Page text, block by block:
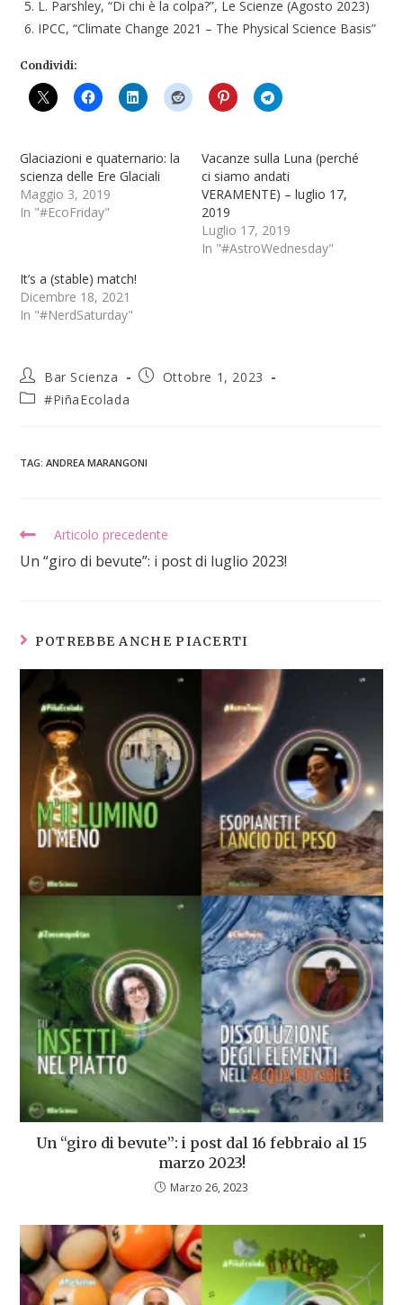
L. Parshley, “Di chi è la colpa?”, Le Scienze (Agosto 2023)
IPCC, “Climate Change 2021 – The Physical Science Basis”
Condividi:
Glaciazioni e quaternario: la
scienza delle Ere Glaciali
Maggio 3, 2019
In "#EcoFriday"
Vacanze sulla Luna (perché
ci siamo andati
VERAMENTE) – luglio 17,
2019
Luglio 17, 2019
In "#AstroWednesday"
It’s a (stable) match!
Dicembre 18, 2021
In "#NerdSaturday"
Bar Scienza
Ottobre 1, 2023
#PiñaEcolada
TAG:ANDREA MARANGONI
Articolo precedente
Un “giro di bevute”: i post di luglio 2023!
POTREBBE ANCHE PIACERTI
Un “giro di bevute”: i post dal 16 febbraio al 15
marzo 2023!
Marzo 26, 2023